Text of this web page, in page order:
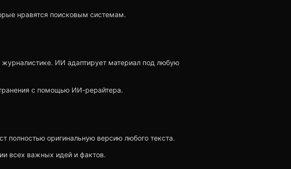
нравятся поисковым системам.
ИИ адаптирует материал под любую
с помощью ИИ-рерайтера.
оригинальную версию любого текста.
всех важных идей и фактов.